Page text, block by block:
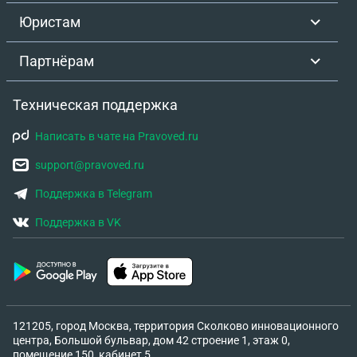
Юристам
Партнёрам
Техническая поддержка
Написать в чате на Pravoved.ru
support@pravoved.ru
Поддержка в Telegram
Поддержка в VK
121205, город Москва, территория Сколково инновационного
центра, Большой бульвар, дом 42 строение 1, этаж 0,